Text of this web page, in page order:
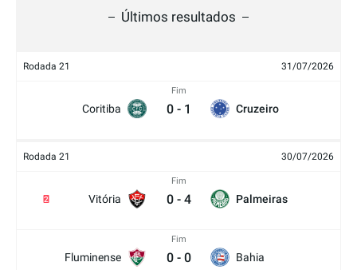
Últimos resultados
Rodada 21 31/07/2026
Coritiba
Fim
0 - 1 Cruzeiro
Rodada 21 30/07/2026
Vitória
2
Fim
0 - 4 Palmeiras
Fluminense
Fim
0 - 0 Bahia